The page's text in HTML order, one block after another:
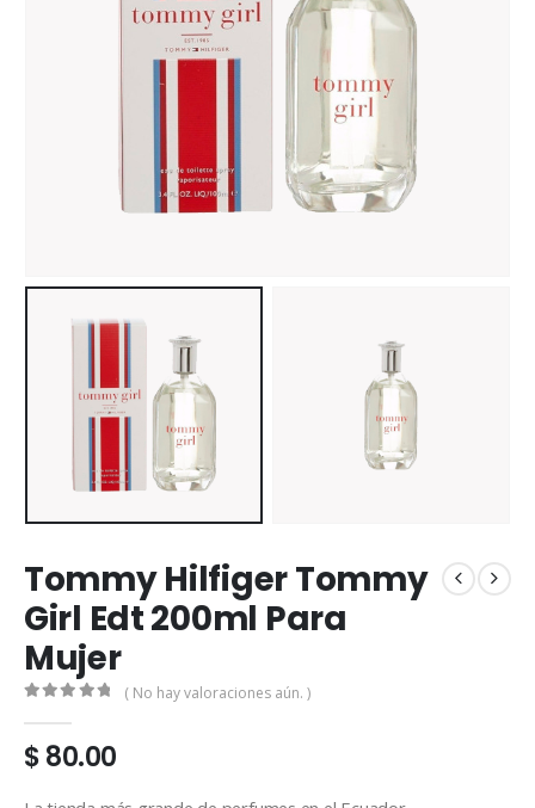
Tommy Hilfiger Tommy
Girl Edt 200ml Para
Mujer
( No hay valoraciones aún. )
$80.00